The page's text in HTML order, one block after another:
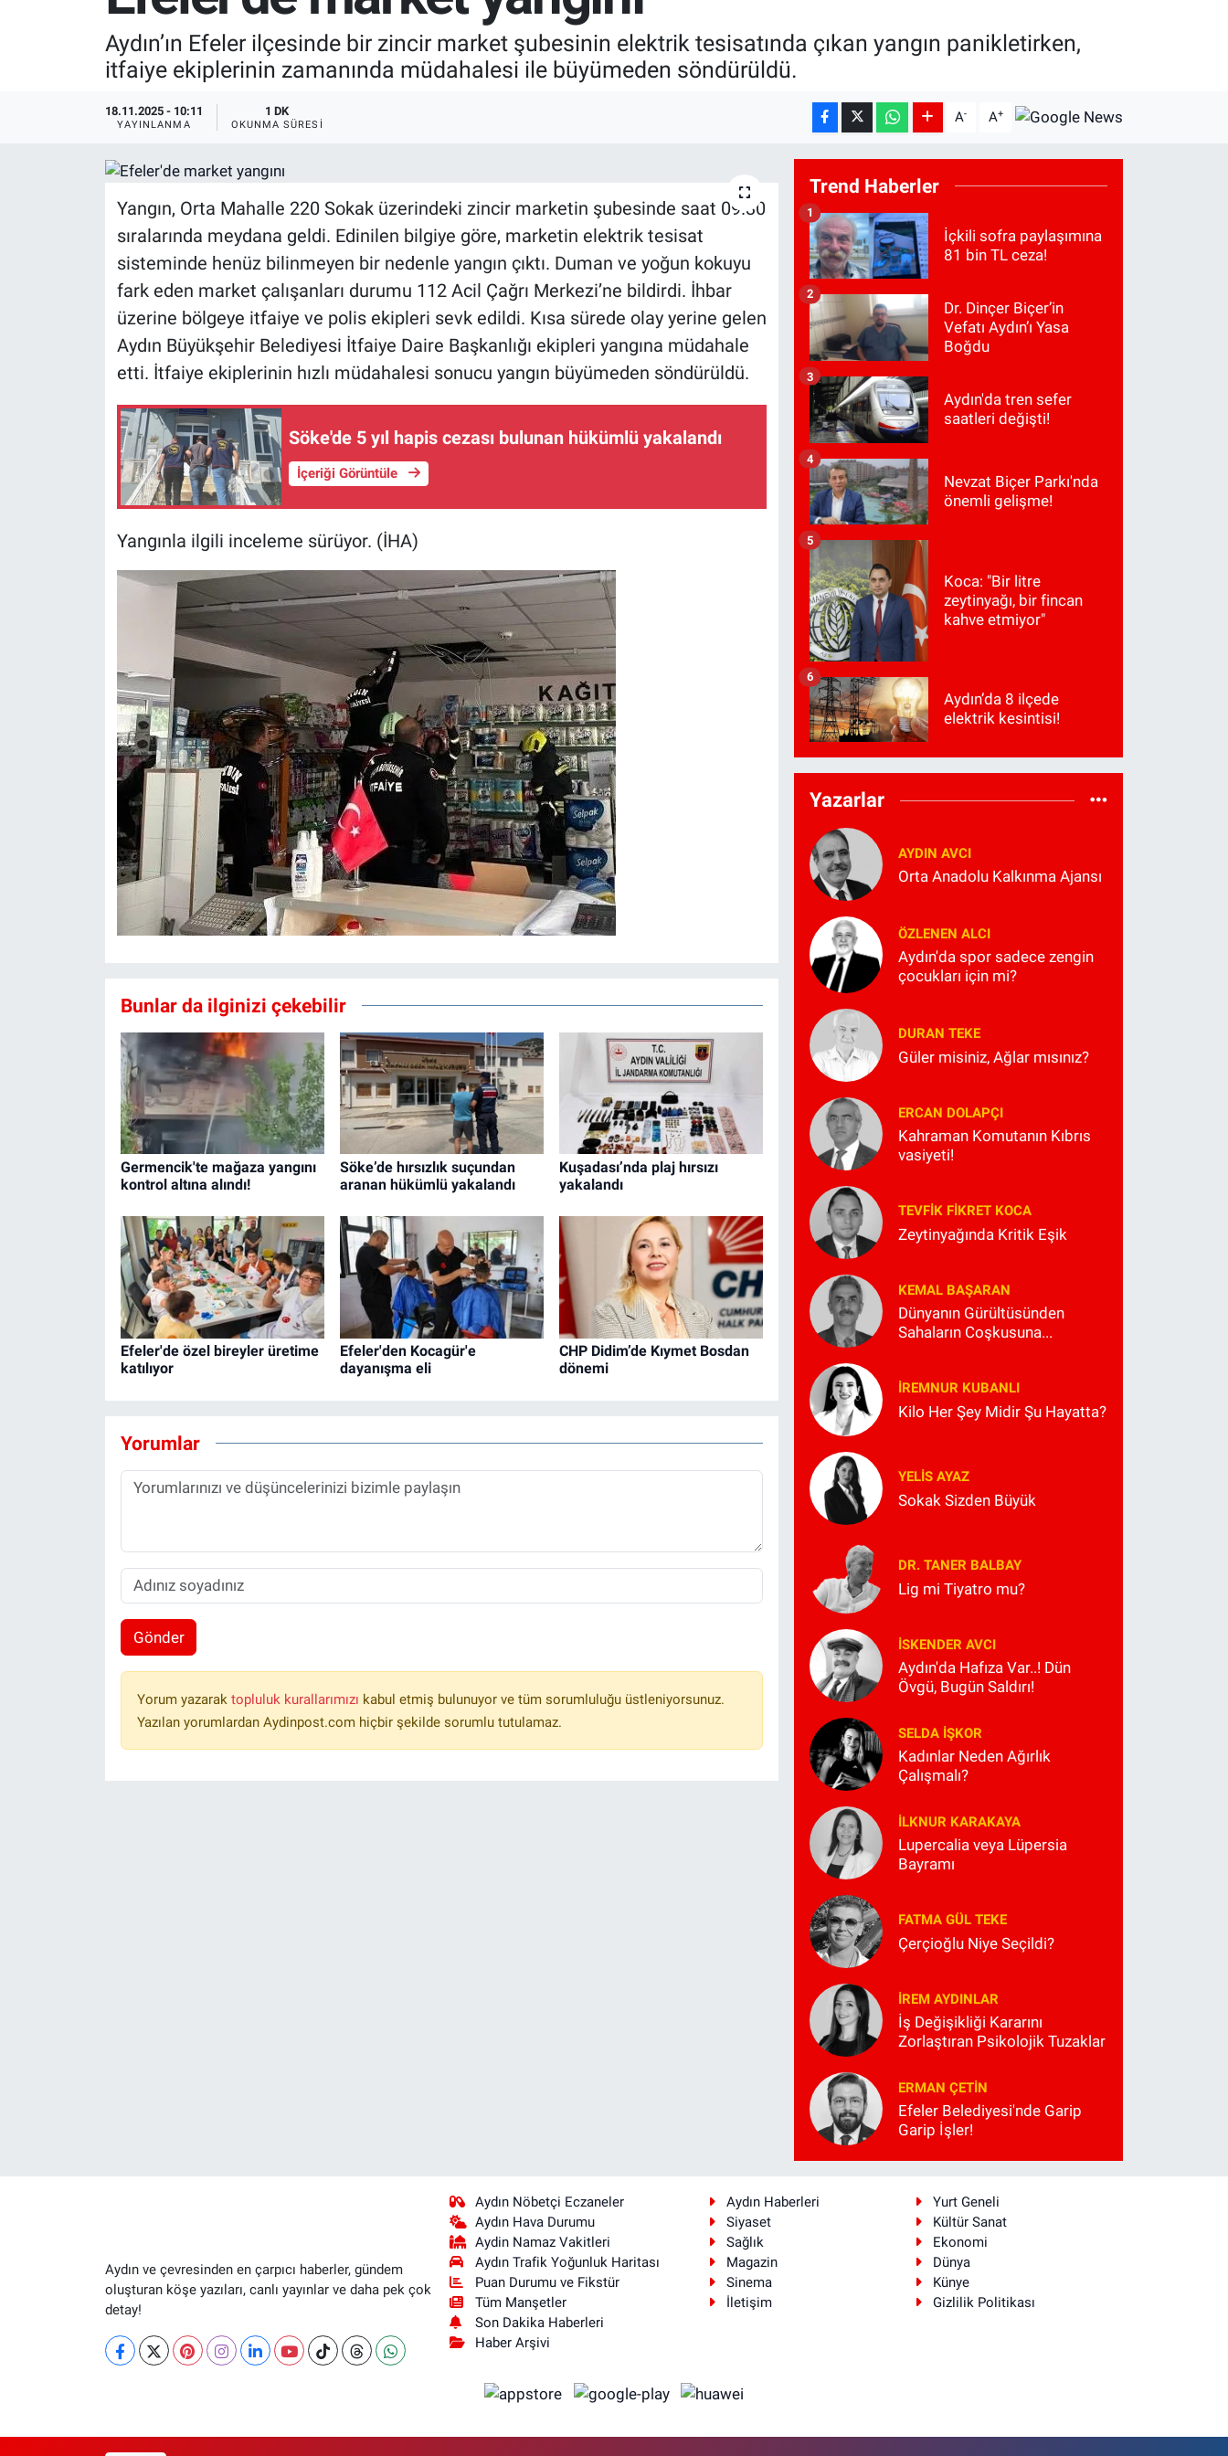
Aydın’ın Efeler ilçesinde bir zincir market şubesinin elektrik tesisatında çıkan yangın panikletirken,
itfaiye ekiplerinin zamanında müdahalesi ile büyümeden söndürüldü.
18.11.2025 - 10:11
YAYINLANMA
1 DK
OKUNMA SÜRESI A- A+
Yangın, Orta Mahalle 220 Sokak üzerindeki zincir marketin şubesinde saat 09.30
sıralarında meydana geldi. Edinilen bilgiye göre, marketin elektrik tesisat
sisteminde henüz bilinmeyen bir nedenle yangın çıktı. Duman ve yoğun kokuyu
fark eden market çalışanları durumu 112 Acil Çağrı Merkezi’ne bildirdi. İhbar
üzerine bölgeye itfaiye ve polis ekipleri sevk edildi. Kısa sürede olay yerine gelen
Aydın Büyükşehir Belediyesi İtfaiye Daire Başkanlığı ekipleri yangına müdahale
etti. İtfaiye ekiplerinin hızlı müdahalesi sonucu yangın büyümeden söndürüldü.
Söke'de 5 yıl hapis cezası bulunan hükümlü yakalandı
İçeriği Görüntüle
Yangınla ilgili inceleme sürüyor. (İHA)
Bunlar da ilginizi çekebilir
Germencik'te mağaza yangını
kontrol altına alındı!
Söke’de hırsızlık suçundan
aranan hükümlü yakalandı
Kuşadası’nda plaj hırsızı
yakalandı
Efeler'de özel bireyler üretime
katılıyor
Efeler'den Kocagür'e
dayanışma eli
CHP Didim’de Kıymet Bosdan
dönemi
Yorumlar
Gönder
Yorum yazarak topluluk kurallarımızı kabul etmiş bulunuyor ve tüm sorumluluğu üstleniyorsunuz.
Yazılan yorumlardan Aydinpost.com hiçbir şekilde sorumlu tutulamaz.
Trend Haberler
İçkili sofra paylaşımına
81 bin TL ceza!
1
Dr. Dinçer Biçer’in
Vefatı Aydın’ı Yasa
Boğdu
2
Aydın'da tren sefer
saatleri değişti!
3
Nevzat Biçer Parkı'nda
önemli gelişme!
4
Koca: "Bir litre
zeytinyağı, bir fincan
kahve etmiyor"
5
Aydın’da 8 ilçede
elektrik kesintisi!
6
Yazarlar
AYDIN AVCI
Orta Anadolu Kalkınma Ajansı
ÖZLENEN ALCI
Aydın'da spor sadece zengin
çocukları için mi?
DURAN TEKE
Güler misiniz, Ağlar mısınız?
ERCAN DOLAPÇI
Kahraman Komutanın Kıbrıs
vasiyeti!
TEVFIK FIKRET KOCA
Zeytinyağında Kritik Eşik
KEMAL BAŞARAN
Dünyanın Gürültüsünden
Sahaların Coşkusuna...
İREMNUR KUBANLI
Kilo Her Şey Midir Şu Hayatta?
YELIS AYAZ
Sokak Sizden Büyük
DR. TANER BALBAY
Lig mi Tiyatro mu?
İSKENDER AVCI
Aydın'da Hafıza Var..! Dün
Övgü, Bugün Saldırı!
SELDA İŞKOR
Kadınlar Neden Ağırlık
Çalışmalı?
İLKNUR KARAKAYA
Lupercalia veya Lüpersia
Bayramı
FATMA GÜL TEKE
Çerçioğlu Niye Seçildi?
İREM AYDINLAR
İş Değişikliği Kararını
Zorlaştıran Psikolojik Tuzaklar
ERMAN ÇETIN
Efeler Belediyesi'nde Garip
Garip İşler!
Aydın ve çevresinden en çarpıcı haberler, gündem
oluşturan köşe yazıları, canlı yayınlar ve daha pek çok
detay!
Aydın Nöbetçi Eczaneler
Aydın Hava Durumu
Aydin Namaz Vakitleri
Aydın Trafik Yoğunluk Haritası
Puan Durumu ve Fikstür
Tüm Manşetler
Son Dakika Haberleri
Haber Arşivi
Aydın Haberleri
Yurt Geneli
Siyaset
Kültür Sanat
Sağlık
Ekonomi
Magazin
Dünya
Sinema
Künye
İletişim
Gizlilik Politikası
RESMİ İLANLAR